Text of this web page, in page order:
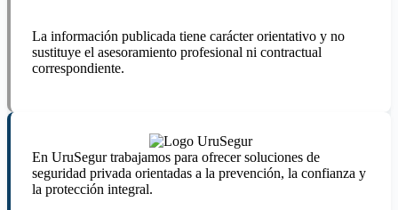
La información publicada tiene carácter orientativo y no
sustituye el asesoramiento profesional ni contractual
correspondiente.
En UruSegur trabajamos para ofrecer soluciones de
seguridad privada orientadas a la prevención, la confianza y
la protección integral.